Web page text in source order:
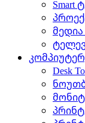
Smart
Desk